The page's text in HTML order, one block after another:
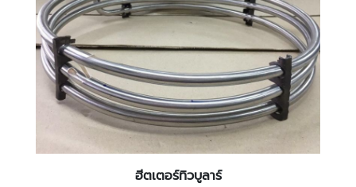
ฮีตเตอร์ทิวบูลาร์